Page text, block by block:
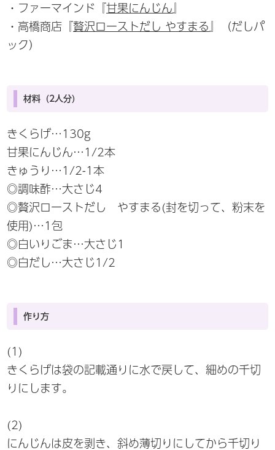
・ファーマインド『甘果にんじん
・高橋商店『贅沢ローストだし やすまる
』（だしパ
ック）
材料（2人分）
きくらげ…130g
甘果にんじん…1/2本
きゅうり…1/2-1本
◎調味酢…大さじ4
◎贅沢ローストだし やすまる(封を切って、粉末を
使用)…1包
◎白いりごま…大さじ1
◎白だし…大さじ1/2
作り方
(1)
きくらげは袋の記載通りに水で戻して、細めの千切
りにします。
(2)
にんじんは皮を剥き、斜め薄切りにしてから千切り